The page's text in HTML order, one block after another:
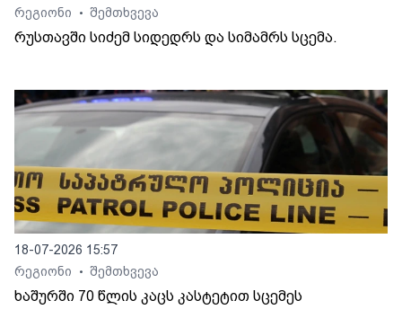
რეგიონი
• შემთხვევა
რუსთავში სიძემ სიდედრს და სიმამრს სცემა.
18-07-2026 15:57
რეგიონი
• შემთხვევა
ხაშურში 70 წლის კაცს კასტეტით სცემეს